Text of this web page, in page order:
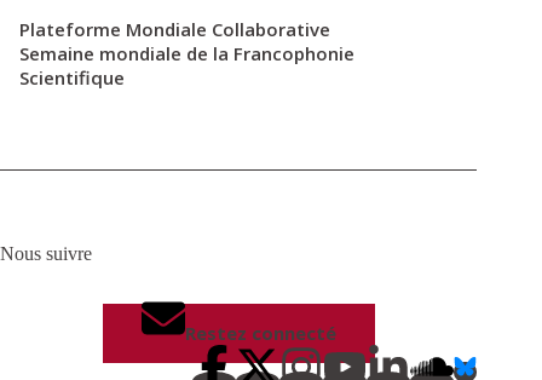
Plateforme Mondiale Collaborative
Semaine mondiale de la Francophonie
Scientifique
Nous suivre
Restez connecté